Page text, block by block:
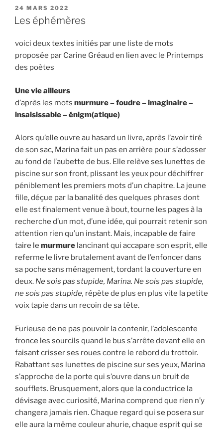
PUBLIÉ
LE
24 MARS 2022
Les éphémères
voici deux textes initiés par une liste de mots
proposée par Carine Gréaud en lien avec le Printemps
des poètes
Une vie ailleurs
d’après les mots murmure – foudre – imaginaire –
insaisissable – énigm(atique)
Alors qu’elle ouvre au hasard un livre, après l’avoir tiré
de son sac, Marina fait un pas en arrière pour s’adosser
au fond de l’aubette de bus. Elle relève ses lunettes de
piscine sur son front, plissant les yeux pour déchiffrer
péniblement les premiers mots d’un chapitre. La jeune
fille, déçue par la banalité des quelques phrases dont
elle est finalement venue à bout, tourne les pages à la
recherche d’un mot, d’une idée, qui pourrait retenir son
attention rien qu’un instant. Mais, incapable de faire
taire le murmure lancinant qui accapare son esprit, elle
referme le livre brutalement avant de l’enfoncer dans
sa poche sans ménagement, tordant la couverture en
deux. Ne sois pas stupide, Marina. Ne sois pas stupide,
ne sois pas stupide, répète de plus en plus vite la petite
voix tapie dans un recoin de sa tête.
Furieuse de ne pas pouvoir la contenir, l’adolescente
fronce les sourcils quand le bus s’arrête devant elle en
faisant crisser ses roues contre le rebord du trottoir.
Rabattant ses lunettes de piscine sur ses yeux, Marina
s’approche de la porte qui s’ouvre dans un bruit de
soufflets. Brusquement, alors que la conductrice la
dévisage avec curiosité, Marina comprend que rien n’y
changera jamais rien. Chaque regard qui se posera sur
elle aura la même couleur ahurie, chaque esprit qui se